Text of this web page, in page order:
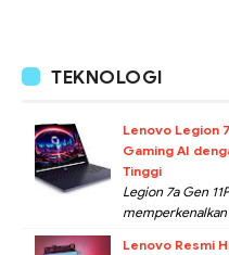
TEKNOLOGI
Lenovo Legion
Gaming AI
Tinggi
Legion 7a Gen
memperkenalkan
Lenovo Resmi